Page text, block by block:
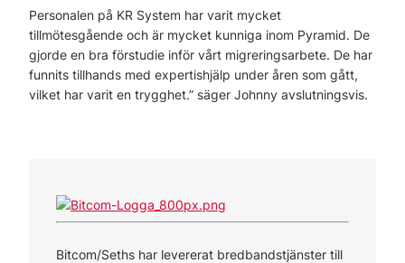
Personalen på KR System har varit mycket
tillmötesgående och är mycket kunniga inom Pyramid. De
gjorde en bra förstudie inför vårt migreringsarbete. De har
funnits tillhands med expertishjälp under åren som gått,
vilket har varit en trygghet.” säger Johnny avslutningsvis.
Bitcom/Seths har levererat bredbandstjänster till